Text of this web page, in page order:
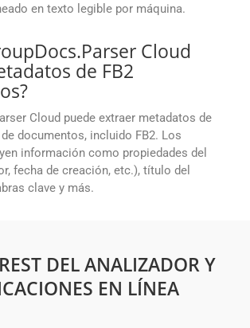
en texto legible por máquina.
Cloud
de FB2
Cloud puede extraer metadatos de
documentos, incluido FB2. Los
información como propiedades del
fecha de creación, etc.), título del
clave y más.
DEL ANALIZADOR Y
EN LÍNEA